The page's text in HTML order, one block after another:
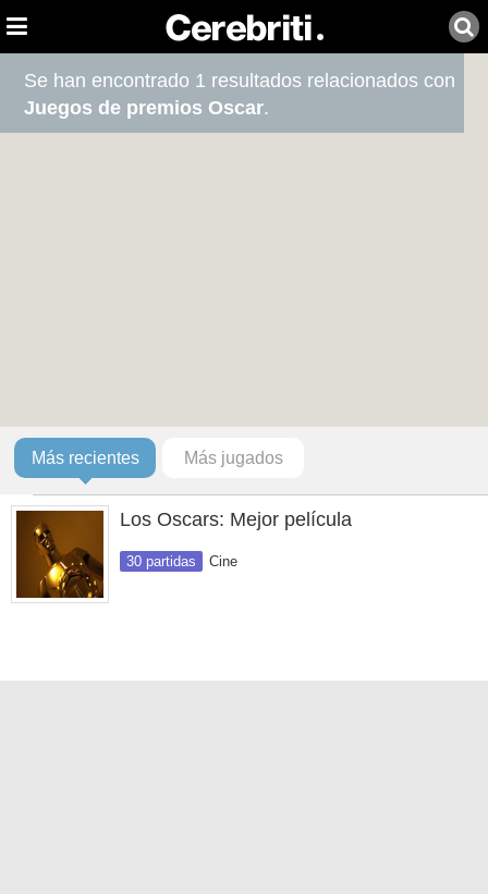
Se han encontrado 1 resultados relacionados con
Juegos de premios Oscar.
Más recientes Más jugados
Los Oscars: Mejor película
30 partidas Cine